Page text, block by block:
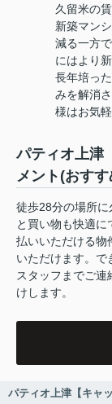
久留米の
新築マン
減る一方
にはより
長年培っ
みを解消
様はお気
パティオ上津
メント(おす
徒歩28分の場所
と買い物も快適
払いいただける物
いただけます。で
スタッフまでご連
けします。
パティオ上津【キャ